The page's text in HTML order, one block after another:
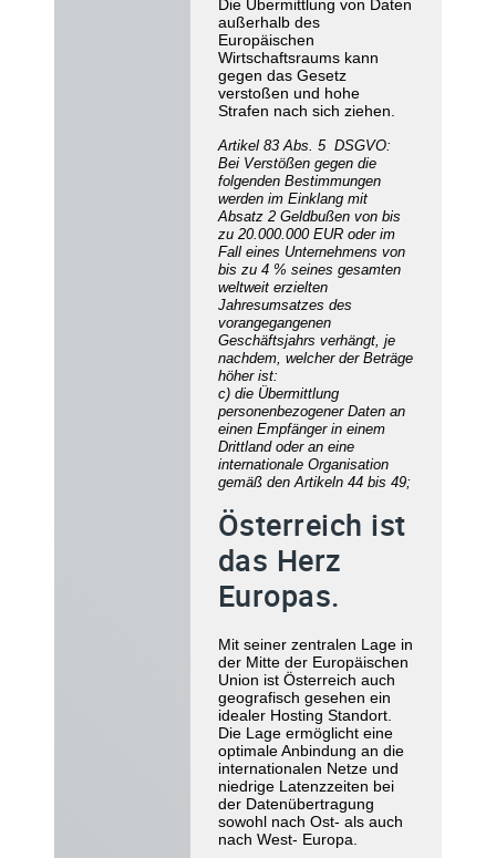
Die Übermittlung von Daten
außerhalb des
Europäischen
Wirtschaftsraums kann
gegen das Gesetz
verstoßen und hohe
Strafen nach sich ziehen.
Artikel 83 Abs. 5 DSGVO:
Bei Verstößen gegen die
folgenden Bestimmungen
werden im Einklang mit
Absatz 2 Geldbußen von bis
zu 20.000.000 EUR oder im
Fall eines Unternehmens von
bis zu 4 % seines gesamten
weltweit erzielten
Jahresumsatzes des
vorangegangenen
Geschäftsjahrs verhängt, je
nachdem, welcher der Beträge
höher ist:
c) die Übermittlung
personenbezogener Daten an
einen Empfänger in einem
Drittland oder an eine
internationale Organisation
gemäß den Artikeln 44 bis 49;
Österreich ist
das Herz
Europas.
Mit seiner zentralen Lage in
der Mitte der Europäischen
Union ist Österreich auch
geografisch gesehen ein
idealer Hosting Standort.
Die Lage ermöglicht eine
optimale Anbindung an die
internationalen Netze und
niedrige Latenzzeiten bei
der Datenübertragung
sowohl nach Ost- als auch
nach West- Europa.